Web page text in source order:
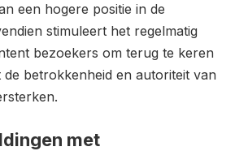
een hogere positie in de
stimuleert het regelmatig
bezoekers om terug te keren
de betrokkenheid en autoriteit van
met